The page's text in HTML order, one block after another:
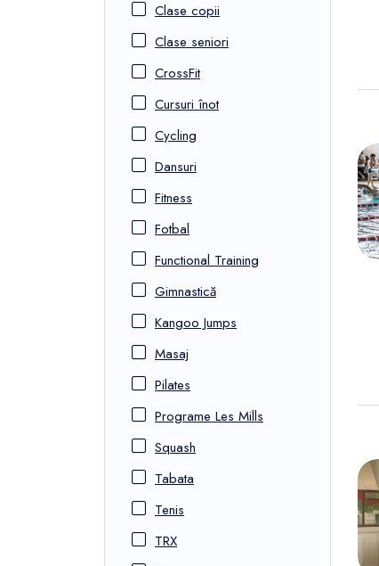
Clase copii
Clase seniori
CrossFit
Cursuri înot
Cycling
Dansuri
Fitness
Fotbal
Functional Training
Gimnastică
Kangoo Jumps
Masaj
Pilates
Programe Les Mills
Squash
Tabata
Tenis
TRX